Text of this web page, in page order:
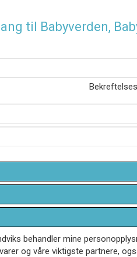
til Babyverden,
behandler mine
og våre viktigste partnere,